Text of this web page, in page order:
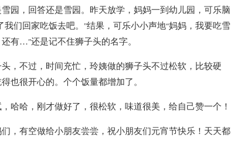
园，回答还是雪园。昨天放学，妈妈一到幼儿园，可乐脑
我们回家吃饭去吧。 ”结果，可乐小小声地“妈妈，我要吃雪
还有…”还是记不住狮子头的名字。
，不过，时间充忙，玲姨做的狮子头不过松软，比较硬
也很开心的。个个饭量都增加了。
哈哈，刚才做好了，很松软，味道很美，给自己赞一个！
，有空做给小朋友尝尝，祝小朋友们元宵节快乐！天天都